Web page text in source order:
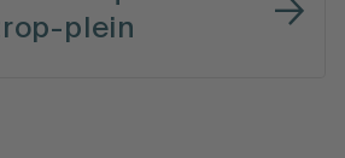
plein